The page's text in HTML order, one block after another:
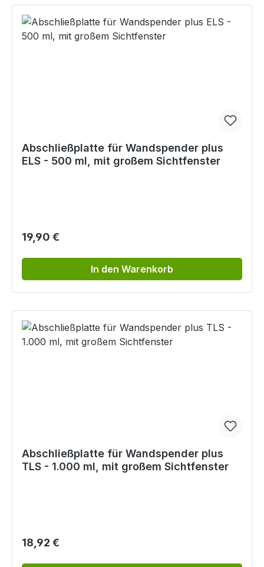
Abschließplatte für Wandspender plus
ELS - 500 ml, mit großem Sichtfenster
Regulärer Preis:
19,90 €
In den Warenkorb
Abschließplatte für Wandspender plus
TLS - 1.000 ml, mit großem Sichtfenster
Regulärer Preis:
18,92 €